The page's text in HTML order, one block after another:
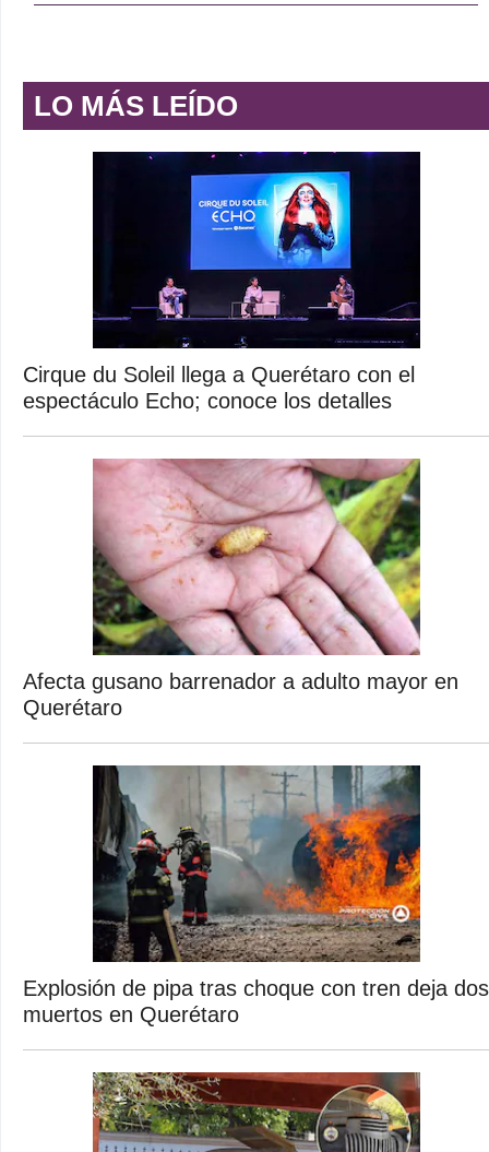
LO MÁS LEÍDO
Cirque du Soleil llega a Querétaro con el
espectáculo Echo; conoce los detalles
Afecta gusano barrenador a adulto mayor en
Querétaro
Explosión de pipa tras choque con tren deja dos
muertos en Querétaro